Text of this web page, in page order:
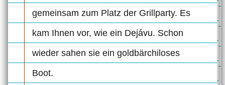
gemeinsam zum Platz der Grillparty. Es
kam Ihnen vor, wie ein Dejávu. Schon
wieder sahen sie ein goldbärchiloses
Boot.